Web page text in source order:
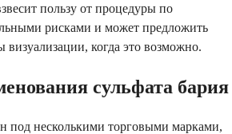
пользу от процедуры по
рисками и может предложить
визуализации, когда это возможно.
сульфата бария
под несколькими торговыми марками,